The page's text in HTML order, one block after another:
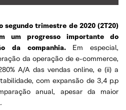
segundo trimestre de 2020 (2T20)
um progresso importante do
da companhia. Em especial,
da operação de e-commerce,
A/A das vendas online, e (ii) a
com expansão de 3,4 p.p
anual, apesar da maior